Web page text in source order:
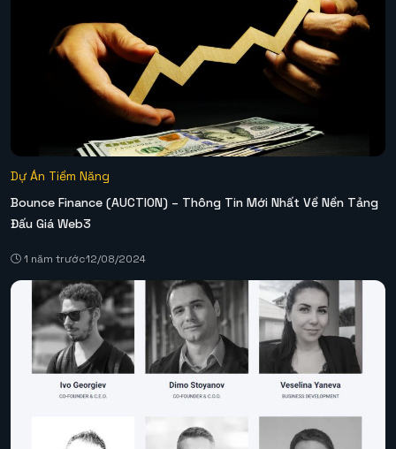
Dự Án Tiềm Năng
Bounce Finance (AUCTION) – Thông Tin Mới Nhất Về Nền Tảng
Đấu Giá Web3
1 năm trước12/08/2024